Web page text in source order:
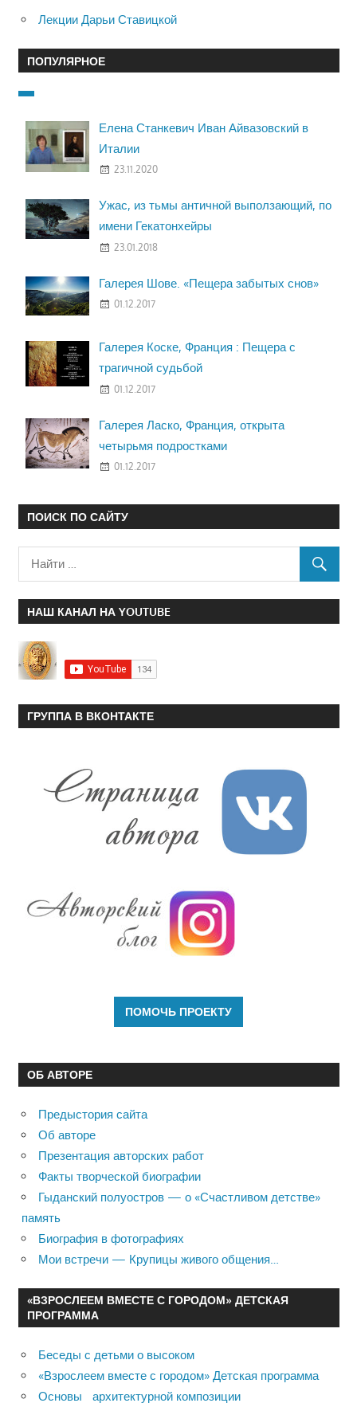
Лекции Дарьи Ставицкой
ПОПУЛЯРНОЕ
Елена Станкевич Иван Айвазовский в
Италии
23.11.2020
Ужас, из тьмы античной выползающий, по
имени Гекатонхейры
23.01.2018
Галерея Шове. «Пещера забытых снов»
01.12.2017
Галерея Коске, Франция : Пещера с
трагичной судьбой
01.12.2017
Галерея Ласко, Франция, открыта
четырьмя подростками
01.12.2017
ПОИСК ПО САЙТУ
НАШ КАНАЛ НА YOUTUBE
ГРУППА В ВКОНТАКТЕ
ОБ АВТОРЕ
Предыстория сайта
Об авторе
Презентация авторских работ
Факты творческой биографии
Гыданский полуостров — о «Счастливом детстве»
память
Биография в фотографиях
Мои встречи — Крупицы живого общения…
«ВЗРОСЛЕЕМ ВМЕСТЕ С ГОРОДОМ» ДЕТСКАЯ
ПРОГРАММА
Беседы с детьми о высоком
«Взрослеем вместе с городом» Детская программа
Основы архитектурной композиции